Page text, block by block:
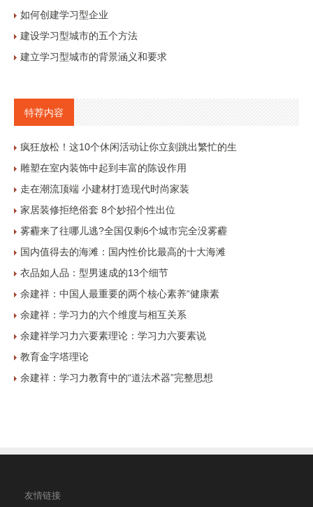
如何创建学习型企业
建设学习型城市的五个方法
建立学习型城市的背景涵义和要求
特荐内容
疯狂放松！这10个休闲活动让你立刻跳出繁忙的生
雕塑在室内装饰中起到丰富的陈设作用
走在潮流顶端 小建材打造现代时尚家装
家居装修拒绝俗套 8个妙招个性出位
雾霾来了往哪儿逃?全国仅剩6个城市完全没雾霾
国内值得去的海滩：国内性价比最高的十大海滩
衣品如人品：型男速成的13个细节
余建祥：中国人最重要的两个核心素养“健康素
余建祥：学习力的六个维度与相互关系
余建祥学习力六要素理论：学习力六要素说
教育金字塔理论
余建祥：学习力教育中的“道法术器”完整思想
友情链接